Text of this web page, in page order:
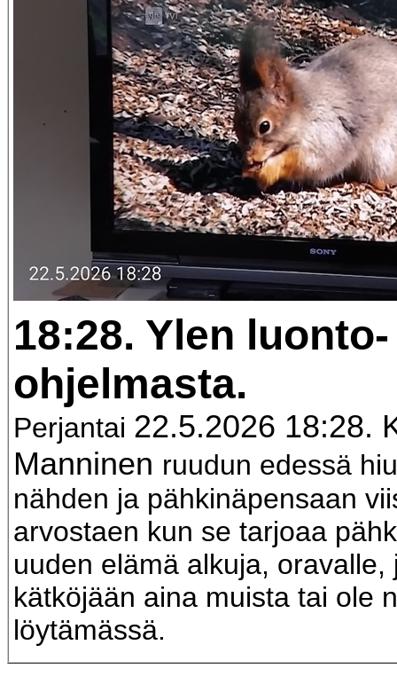
18:28. Ylen luonto-
ohjelmasta.
Perjantai 22.5.2026 18:28.
Manninen ruudun edessä
nähden ja pähkinäpensaan
arvostaen kun se tarjoaa
uuden elämä alkuja, oravalle,
kätköjään aina muista tai ole
löytämässä.